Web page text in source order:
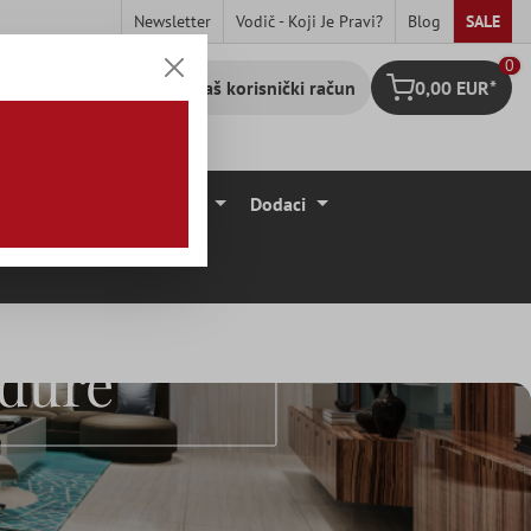
Newsletter Vodič - Koji Je Pravi? Blog SALE
Vaš korisnički račun Košarica
0
0,00 EUR*
Dodaci